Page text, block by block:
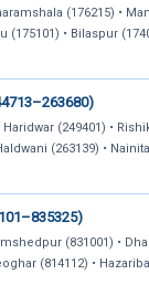
(176215) •
(175101) • Bilaspur
(249401) •
(263139) •
(831001) •
(814112) •